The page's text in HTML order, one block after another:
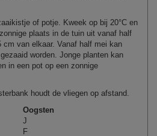
of potje. Kweek op bij 20°C en
plaats in de tuin uit vanaf half
cm van elkaar. Vanaf half mei kan
worden. Jonge planten kan
in een pot op een zonnige
houdt de vliegen op afstand.
Oogsten
J
F